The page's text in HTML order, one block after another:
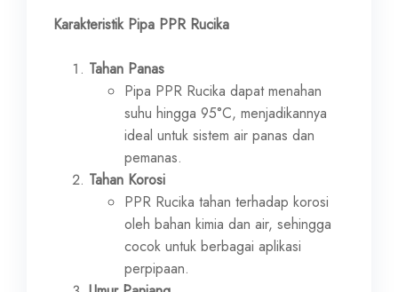
Karakteristik Pipa PPR Rucika
Tahan Panas
Pipa PPR Rucika dapat menahan
suhu hingga 95°C, menjadikannya
ideal untuk sistem air panas dan
pemanas.
Tahan Korosi
PPR Rucika tahan terhadap korosi
oleh bahan kimia dan air, sehingga
cocok untuk berbagai aplikasi
perpipaan.